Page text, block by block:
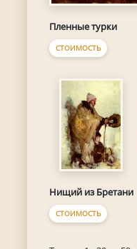
Пленные турки
СТОИМОСТЬ
Нищий из Бретани
СТОИМОСТЬ